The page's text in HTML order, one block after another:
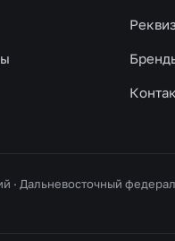
· Дальневосточный